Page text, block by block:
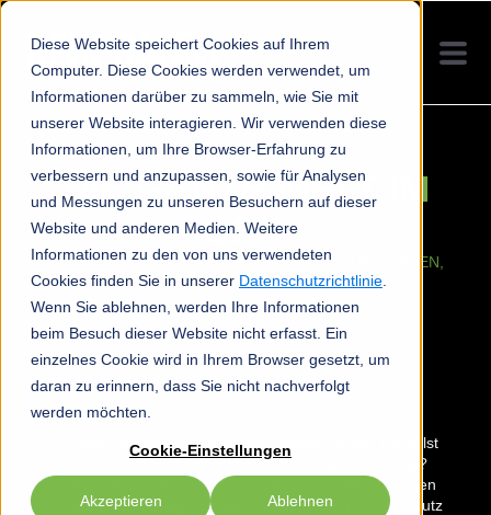
Diese Website speichert Cookies auf Ihrem
Computer. Diese Cookies werden verwendet, um
Informationen darüber zu sammeln, wie Sie mit
unserer Website interagieren. Wir verwenden diese
Informationen, um Ihre Browser-Erfahrung zu
verbessern und anzupassen, sowie für Analysen
und Messungen zu unseren Besuchern auf dieser
Website und anderen Medien. Weitere
Informationen zu den von uns verwendeten
Cookies finden Sie in unserer Datenschutzrichtlinie
Wenn Sie ablehnen, werden Ihre Informationen
beim Besuch dieser Website nicht erfasst. Ein
einzelnes Cookie wird in Ihrem Browser gesetzt, um
daran zu erinnern, dass Sie nicht nachverfolgt
werden möchten.
Cookie-Einstellungen
Akzeptieren Ablehnen
DIE GANZE WELT IM
OHR
FÜR ALLE, DIE DAS LEBEN GERNE SO LAUT DREHEN,
WIE SIE ES BRAUCHEN!
Du willst die beste Lösung zum Thema Hören? Du willst
alles wissen rund um das Thema In-Ear-Monitoring?
Dann bist du hier richtig. Wir bieten optimale Lösungen
für deine Ohren, egal ob es um das Thema Gehörschutz